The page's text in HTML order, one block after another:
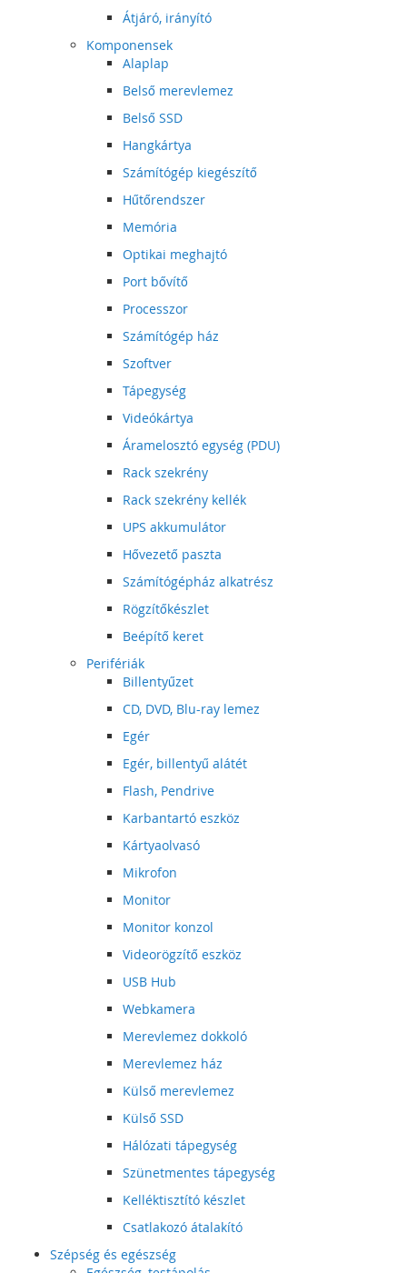
Átjáró, irányító
Komponensek
Alaplap
Belső merevlemez
Belső SSD
Hangkártya
Számítógép kiegészítő
Hűtőrendszer
Memória
Optikai meghajtó
Port bővítő
Processzor
Számítógép ház
Szoftver
Tápegység
Videókártya
Áramelosztó egység (PDU)
Rack szekrény
Rack szekrény kellék
UPS akkumulátor
Hővezető paszta
Számítógépház alkatrész
Rögzítőkészlet
Beépítő keret
Perifériák
Billentyűzet
CD, DVD, Blu-ray lemez
Egér
Egér, billentyű alátét
Flash, Pendrive
Karbantartó eszköz
Kártyaolvasó
Mikrofon
Monitor
Monitor konzol
Videorögzítő eszköz
USB Hub
Webkamera
Merevlemez dokkoló
Merevlemez ház
Külső merevlemez
Külső SSD
Hálózati tápegység
Szünetmentes tápegység
Kelléktisztító készlet
Csatlakozó átalakító
Szépség és egészség